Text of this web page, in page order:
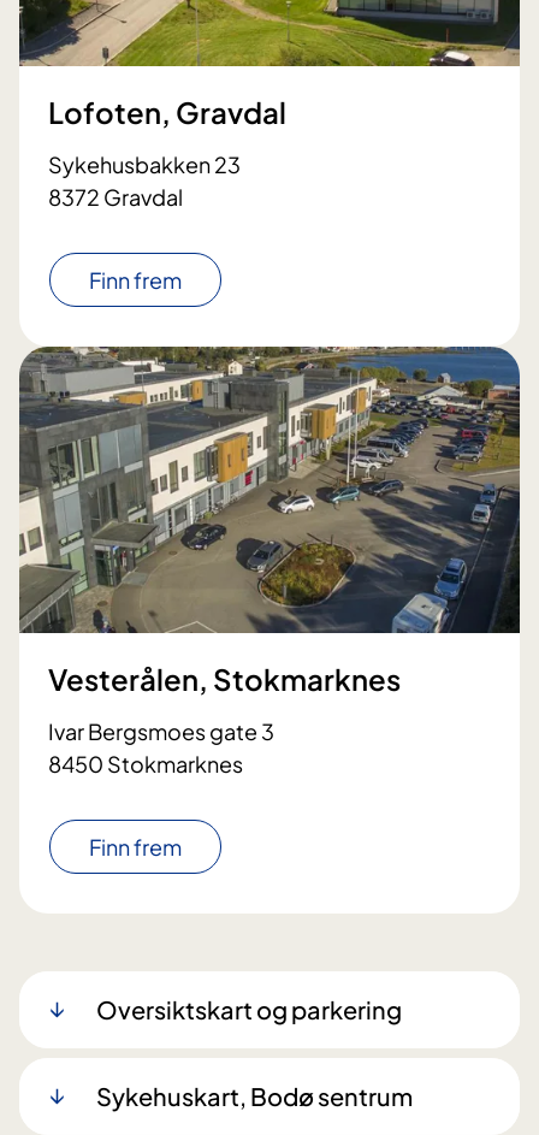
Lofoten, Gravdal
Sykehusbakken 23
8372 Gravdal
Finn frem
Vesterålen, Stokmarknes
Ivar Bergsmoes gate 3
8450 Stokmarknes
Finn frem
Oversiktskart og parkering
Sykehuskart, Bodø sentrum